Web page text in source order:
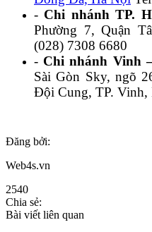
- Chi nhánh TP.
Phường 7, Quận
(028) 7308 6680
- Chi nhánh Vinh
Sài Gòn Sky, ngõ
Đội Cung, TP. Vinh,
Đăng bởi:
Web4s.vn
2540
Chia sẻ:
Bài viết liên quan